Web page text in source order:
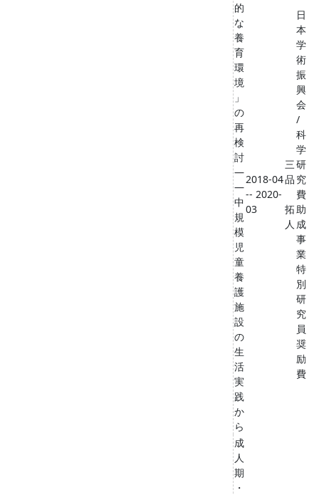
的
な
養
育
環
境
」
の
再
検
討
―
―
中
規
模
児
童
養
護
施
設
の
生
活
実
践
か
ら
2018-04
-- 2020-
03
三
品
拓
人
日
本
学
術
振
興
会
/
科
学
研
究
費
助
成
事
業
特
別
研
究
員
奨
励
費
成
人
期
・